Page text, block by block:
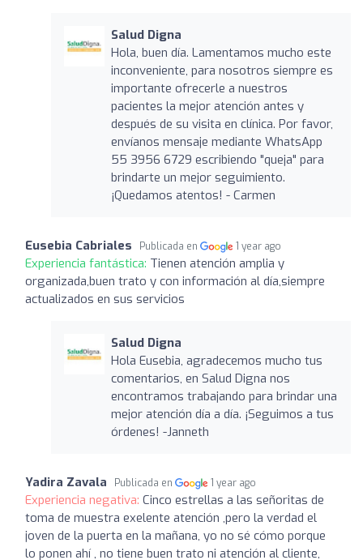
Salud Digna
Hola, buen día. Lamentamos mucho este
inconveniente, para nosotros siempre es
importante ofrecerle a nuestros
pacientes la mejor atención antes y
después de su visita en clínica. Por favor,
envíanos mensaje mediante WhatsApp
55 3956 6729 escribiendo "queja" para
brindarte un mejor seguimiento.
¡Quedamos atentos! - Carmen
Eusebia Cabriales Publicada en 1 year ago
Experiencia fantástica: Tienen atención amplia y
organizada,buen trato y con información al día,siempre
actualizados en sus servicios
Salud Digna
Hola Eusebia, agradecemos mucho tus
comentarios, en Salud Digna nos
encontramos trabajando para brindar una
mejor atención día a día. ¡Seguimos a tus
órdenes! -Janneth
Yadira Zavala Publicada en 1 year ago
Experiencia negativa: Cinco estrellas a las señoritas de
toma de muestra exelente atención ,pero la verdad el
joven de la puerta en la mañana, yo no sé cómo porque
lo ponen ahí , no tiene buen trato ni atención al cliente,